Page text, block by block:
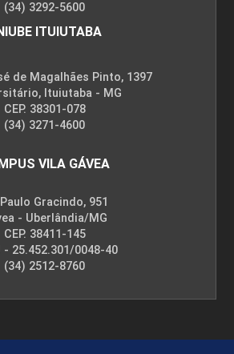
(34) 3292-5600
ITUIUTABA
de Magalhães Pinto, 1397
Ituiutaba - MG
CEP. 38301-078
(34) 3271-4600
VILA GÁVEA
Gracindo, 951
- Uberlândia/MG
CEP. 38411-145
- 25.452.301/0048-40
(34) 2512-8760